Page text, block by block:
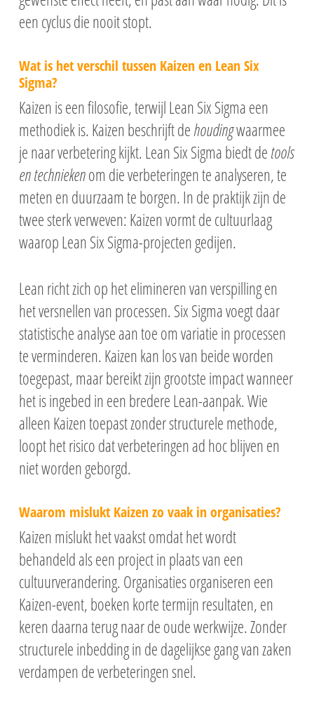
een cyclus die nooit stopt.
Wat is het verschil tussen Kaizen en Lean Six
Sigma?
Kaizen is een filosofie, terwijl Lean Six Sigma een
methodiek is. Kaizen beschrijft dehoudingwaarmee
je naar verbetering kijkt. Lean Six Sigma biedt detools
en techniekenom die verbeteringen te analyseren, te
meten en duurzaam te borgen. In de praktijk zijn de
twee sterk verweven: Kaizen vormt de cultuurlaag
waarop Lean Six Sigma-projecten gedijen.
Lean richt zich op het elimineren van verspilling en
het versnellen van processen. Six Sigma voegt daar
statistische analyse aan toe om variatie in processen
te verminderen. Kaizen kan los van beide worden
toegepast, maar bereikt zijn grootste impact wanneer
het is ingebed in een bredere Lean-aanpak. Wie
alleen Kaizen toepast zonder structurele methode,
loopt het risico dat verbeteringen ad hoc blijven en
niet worden geborgd.
Waarom mislukt Kaizen zo vaak in organisaties?
Kaizen mislukt het vaakst omdat het wordt
behandeld als een project in plaats van een
cultuurverandering. Organisaties organiseren een
Kaizen-event, boeken korte termijn resultaten, en
keren daarna terug naar de oude werkwijze. Zonder
structurele inbedding in de dagelijkse gang van zaken
verdampen de verbeteringen snel.